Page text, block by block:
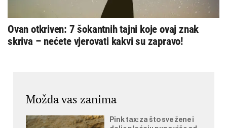
Ovan otkriven: 7 šokantnih tajni koje ovaj znak
skriva – nećete vjerovati kakvi su zapravo!
Možda vas zanima
Pink tax: za što sve žene i